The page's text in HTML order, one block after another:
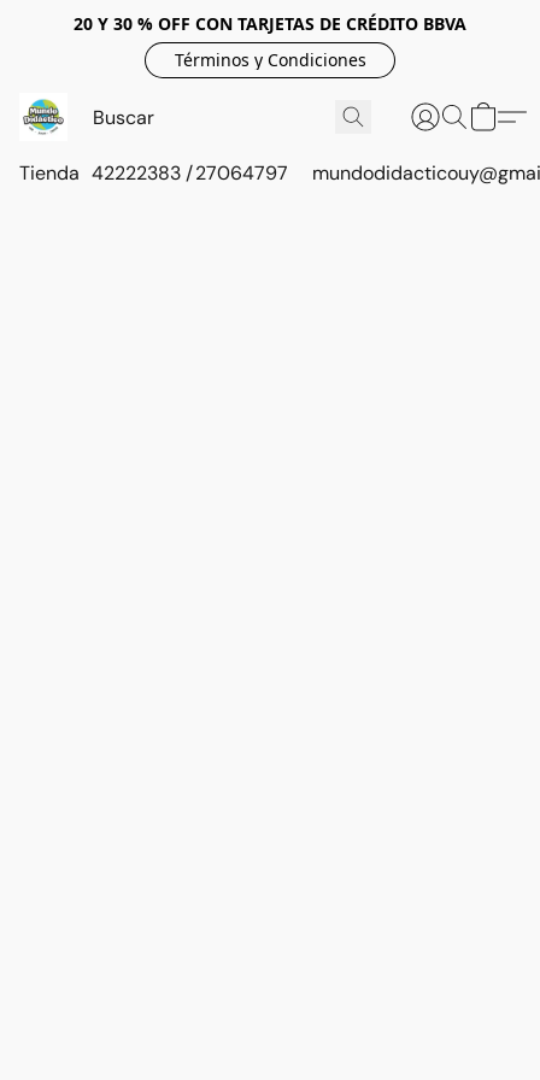
20 Y 30 % OFF CON TARJETAS DE CRÉDITO BBVA
Términos y Condiciones
Tienda 42222383 / 27064797